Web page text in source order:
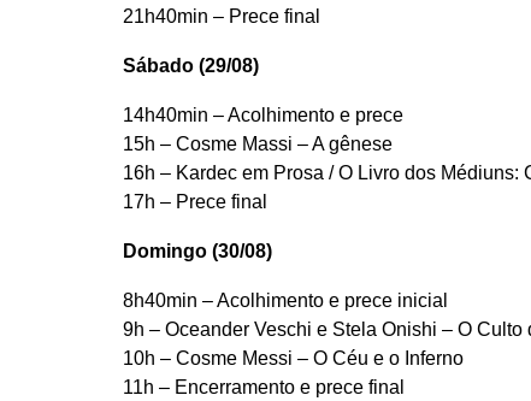
21h40min – Prece final
Sábado (29/08)
14h40min – Acolhimento e prece
15h – Cosme Massi – A gênese
16h – Kardec em Prosa / O Livro dos
17h – Prece final
Domingo (30/08)
8h40min – Acolhimento e prece inicial
9h – Oceander Veschi e Stela Onishi – O Culto
10h – Cosme Messi – O Céu e o Inferno
11h – Encerramento e prece final